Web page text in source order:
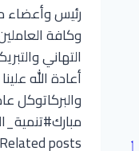
رئيس وأعضاء
وكافة
التهاني
أعادة الله
والبركاتوكل